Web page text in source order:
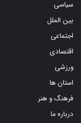
بین الملل
اجتماعی
اقتصادی
ورزشی
استان ها
فرهنگ و هنر